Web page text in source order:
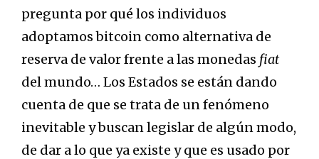
pregunta por qué los individuos
adoptamos bitcoin como alternativa de
reserva de valor frente a las monedas fiat
del mundo… Los Estados se están dando
cuenta de que se trata de un fenómeno
inevitable y buscan legislar de algún modo,
de dar a lo que ya existe y que es usado por